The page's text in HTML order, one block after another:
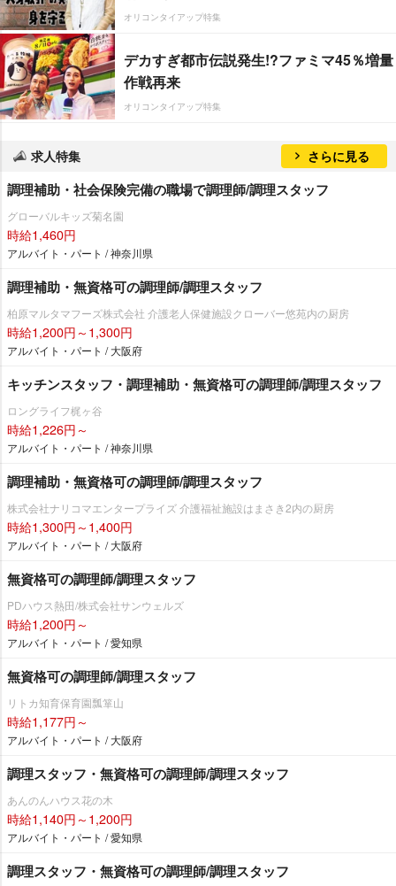
オリコンタイアップ特集
デカすぎ都市伝説発生!?ファミマ45％増量
作戦再来
オリコンタイアップ特集
求人特集 さらに見る
調理補助・社会保険完備の職場で調理師/調理スタッフ
グローバルキッズ菊名園
時給1,460円
アルバイト・パート / 神奈川県
調理補助・無資格可の調理師/調理スタッフ
柏原マルタマフーズ株式会社 介護老人保健施設クローバー悠苑内の厨房
時給1,200円～1,300円
アルバイト・パート / 大阪府
キッチンスタッフ・調理補助・無資格可の調理師/調理スタッフ
ロングライフ梶ヶ谷
時給1,226円～
アルバイト・パート / 神奈川県
調理補助・無資格可の調理師/調理スタッフ
株式会社ナリコマエンタープライズ 介護福祉施設はまさき2内の厨房
時給1,300円～1,400円
アルバイト・パート / 大阪府
無資格可の調理師/調理スタッフ
PDハウス熱田/株式会社サンウェルズ
時給1,200円～
アルバイト・パート / 愛知県
無資格可の調理師/調理スタッフ
リトカ知育保育園瓢箪山
時給1,177円～
アルバイト・パート / 大阪府
調理スタッフ・無資格可の調理師/調理スタッフ
あんのんハウス花の木
時給1,140円～1,200円
アルバイト・パート / 愛知県
調理スタッフ・無資格可の調理師/調理スタッフ